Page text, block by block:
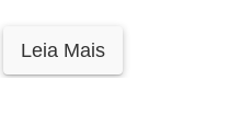
Leia Mais